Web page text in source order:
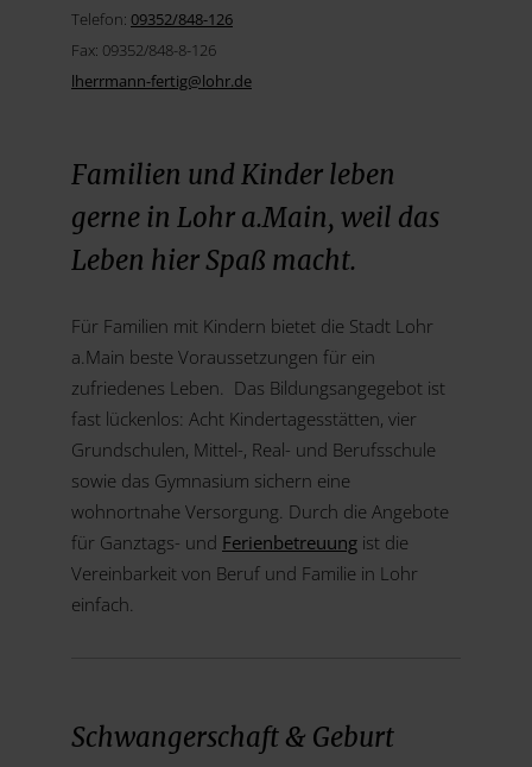
Telefon: 09352/848-126
Fax: 09352/848-8-126
lherrmann-fertig@lohr.de
Familien und Kinder leben
gerne in Lohr a.Main, weil das
Leben hier Spaß macht.
Für Familien mit Kindern bietet die Stadt Lohr
a.Main beste Voraussetzungen für ein
zufriedenes Leben. Das Bildungsangegebot ist
fast lückenlos: Acht Kindertagesstätten, vier
Grundschulen, Mittel-, Real- und Berufsschule
sowie das Gymnasium sichern eine
wohnortnahe Versorgung. Durch die Angebote
für Ganztags- und Ferienbetreuung ist die
Vereinbarkeit von Beruf und Familie in Lohr
einfach.
Schwangerschaft & Geburt